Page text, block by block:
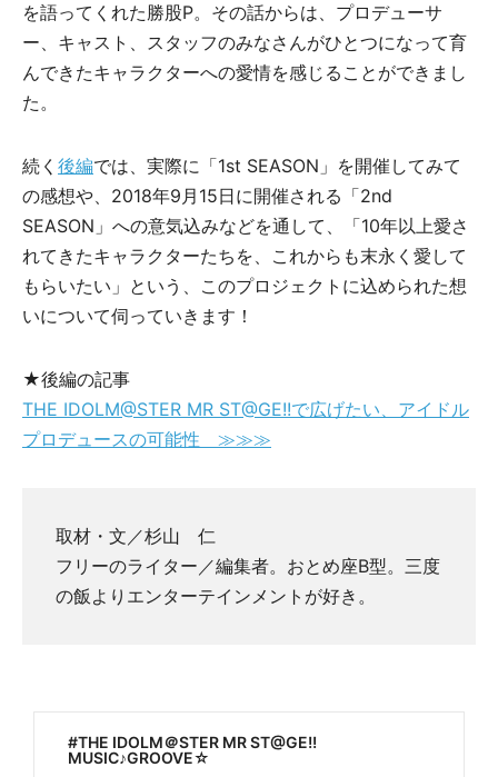
を語ってくれた勝股P。その話からは、プロデューサ
ー、キャスト、スタッフのみなさんがひとつになって育
んできたキャラクターへの愛情を感じることができまし
た。
続く 後編では、実際に「1st SEASON」を開催してみて
の感想や、2018年9月15日に開催される「2nd
SEASON」への意気込みなどを通して、「10年以上愛さ
れてきたキャラクターたちを、これからも末永く愛して
もらいたい」という、このプロジェクトに込められた想
いについて伺っていきます！
★後編の記事
THE IDOLM@STER MR ST@GE!!で広げたい、アイドル
プロデュースの可能性 ≫≫≫
取材・文／杉山 仁
フリーのライター／編集者。おとめ座B型。三度
の飯よりエンターテインメントが好き。
THE IDOLM＠STER MR ST@GE!!
MUSIC♪GROOVE☆